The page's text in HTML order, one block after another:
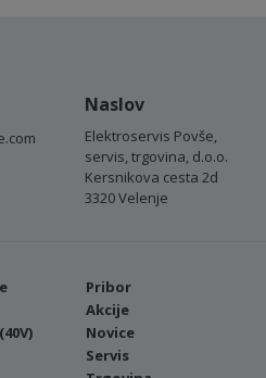
Naslov
Elektroservis Povše,
servis, trgovina, d.o.o.
Kersnikova cesta 2d
3320 Velenje
Pribor
Akcije
Novice
Servis